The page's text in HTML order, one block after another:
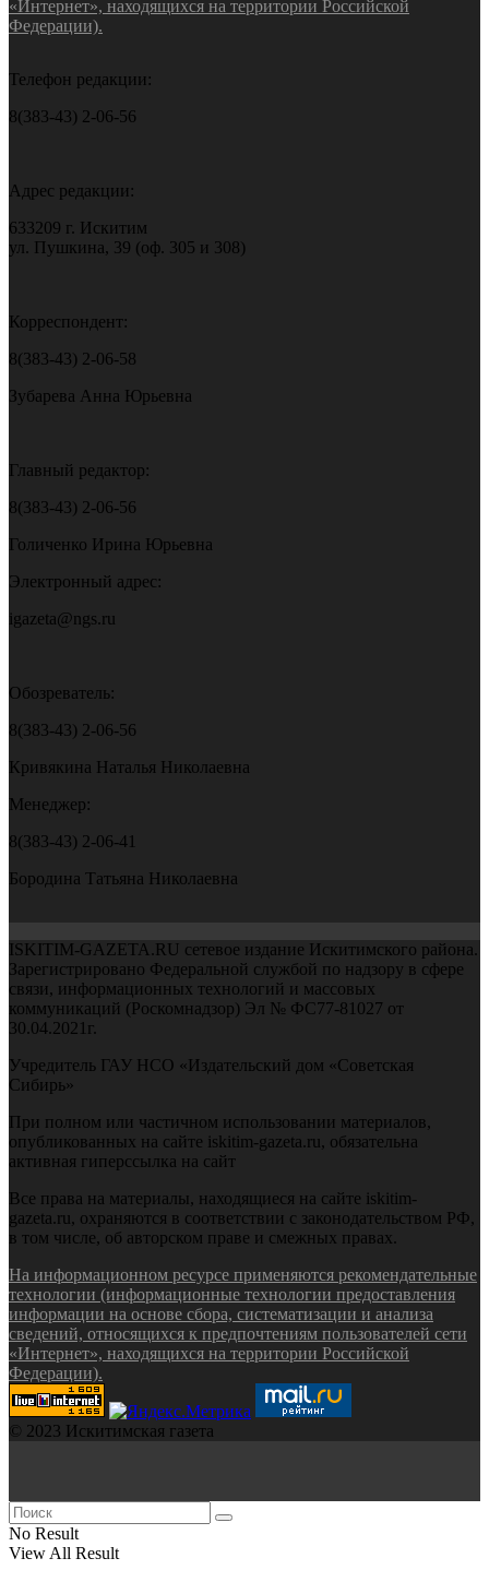
«Интернет», находящихся на территории Российской
Федерации).
Телефон редакции:
8(383-43) 2-06-56
Адрес редакции:
633209 г. Искитим
ул. Пушкина, 39 (оф. 305 и 308)
Корреспондент:
8(383-43) 2-06-58
Зубарева Анна Юрьевна
Главный редактор:
8(383-43) 2-06-56
Голиченко Ирина Юрьевна
Электронный адрес:
igazeta@ngs.ru
Обозреватель:
8(383-43) 2-06-56
Кривякина Наталья Николаевна
Менеджер:
8(383-43) 2-06-41
Бородина Татьяна Николаевна
ISKITIM-GAZETA.RU сетевое издание Искитимского района.
Зарегистрировано Федеральной службой по надзору в сфере
связи, информационных технологий и массовых
коммуникаций (Роскомнадзор) Эл № ФС77-81027 от
30.04.2021г.
Учредитель ГАУ НСО «Издательский дом «Советская
Сибирь»
При полном или частичном использовании материалов,
опубликованных на сайте iskitim-gazeta.ru, обязательна
активная гиперссылка на сайт
Все права на материалы, находящиеся на сайте iskitim-
gazeta.ru, охраняются в соответствии с законодательством РФ,
в том числе, об авторском праве и смежных правах.
На информационном ресурсе применяются рекомендательные
технологии (информационные технологии предоставления
информации на основе сбора, систематизации и анализа
сведений, относящихся к предпочтениям пользователей сети
«Интернет», находящихся на территории Российской
Федерации).
© 2023 Искитимская газета
No Result
View All Result